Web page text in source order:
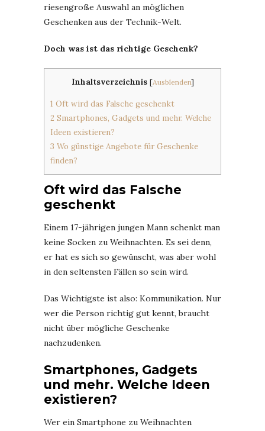
riesengroße Auswahl an möglichen
Geschenken aus der Technik-Welt.
Doch was ist das richtige Geschenk?
Inhaltsverzeichnis [Ausblenden]
1 Oft wird das Falsche geschenkt
2 Smartphones, Gadgets und mehr. Welche
Ideen existieren?
3 Wo günstige Angebote für Geschenke
finden?
Oft wird das Falsche
geschenkt
Einem 17-jährigen jungen Mann schenkt man
keine Socken zu Weihnachten. Es sei denn,
er hat es sich so gewünscht, was aber wohl
in den seltensten Fällen so sein wird.
Das Wichtigste ist also: Kommunikation. Nur
wer die Person richtig gut kennt, braucht
nicht über mögliche Geschenke
nachzudenken.
Smartphones, Gadgets
und mehr. Welche Ideen
existieren?
Wer ein Smartphone zu Weihnachten